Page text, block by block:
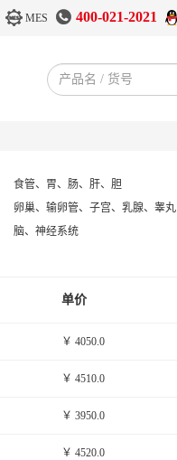
MES 400-021-2021
食管、胃、肠、肝、胆
卵巢、输卵管、子宫、乳腺、睾丸
脑、神经系统
单价
￥ 4050.0
￥ 4510.0
￥ 3950.0
￥ 4520.0